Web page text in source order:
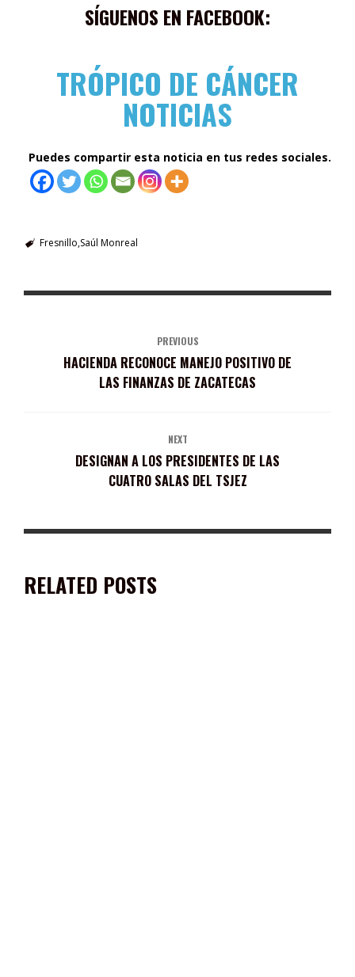
SÍGUENOS EN FACEBOOK:
TRÓPICO DE CÁNCER
NOTICIAS
Puedes compartir esta noticia en tus redes sociales.
Fresnillo Saúl Monreal
PREVIOUS
HACIENDA RECONOCE MANEJO POSITIVO DE
LAS FINANZAS DE ZACATECAS
NEXT
DESIGNAN A LOS PRESIDENTES DE LAS
CUATRO SALAS DEL TSJEZ
RELATED POSTS